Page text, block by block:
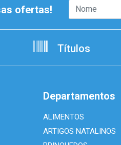
ofertas!
Títulos
Departamentos
ALIMENTOS
ARTIGOS NATALINOS